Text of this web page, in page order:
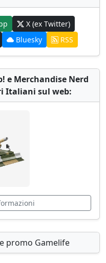
X (ex Twitter)
Bluesky RSS
e Merchandise Nerd
Italiani sul web:
promo Gamelife